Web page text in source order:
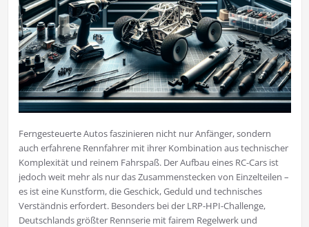
Ferngesteuerte Autos faszinieren nicht nur Anfänger, sondern
auch erfahrene Rennfahrer mit ihrer Kombination aus technischer
Komplexität und reinem Fahrspaß. Der Aufbau eines RC-Cars ist
jedoch weit mehr als nur das Zusammenstecken von Einzelteilen –
es ist eine Kunstform, die Geschick, Geduld und technisches
Verständnis erfordert. Besonders bei der LRP-HPI-Challenge,
Deutschlands größter Rennserie mit fairem Regelwerk und